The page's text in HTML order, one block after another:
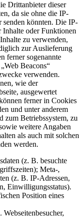
Drittanbieter dieser
da sie ohne die IP-
senden könnten. Die IP-
Inhalte oder Funktionen
zu verwenden,
zur Auslieferung
ferner sogenannte
Beacons“
verwenden.
wie der
ausgewertet
ferner in Cookies
und unter anderem
zum Betriebssystem, zu
weitere Angaben
als auch mit solchen
werden.
(z. B. besuchte
Meta-,
(z. B. IP-Adressen,
Einwilligungsstatus).
Position eines